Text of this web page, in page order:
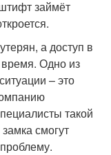
займёт
а доступ в
Одно из
– это
такой
смогут